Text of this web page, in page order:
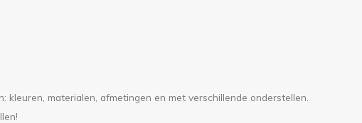
kleuren, materialen, afmetingen en met verschillende onderstellen.